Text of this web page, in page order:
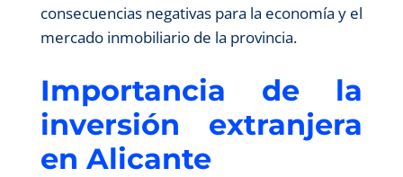
consecuencias negativas para la economía y el
mercado inmobiliario de la provincia.
Importancia de la
inversión extranjera
en Alicante